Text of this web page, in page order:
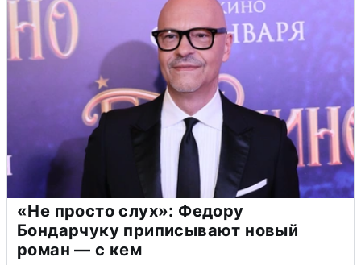
«Не просто слух»: Федору
Бондарчуку приписывают новый
роман — с кем